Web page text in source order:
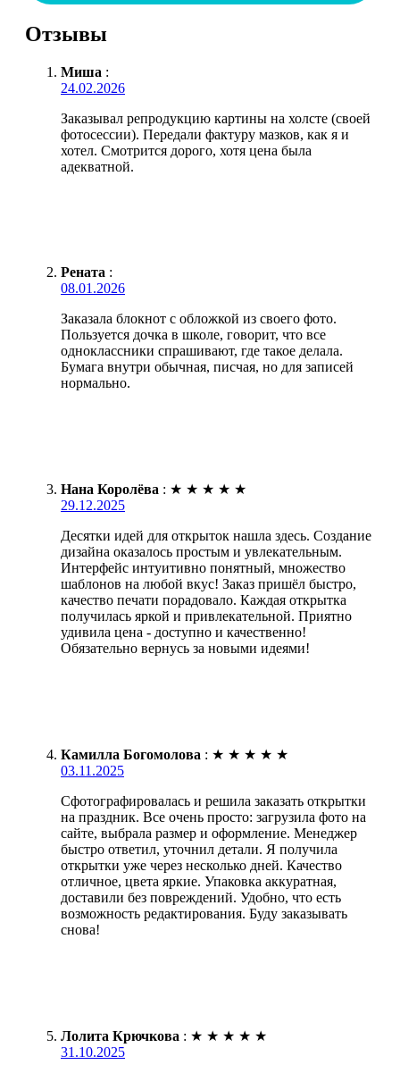
Отзывы
Миша :
24.02.2026
Заказывал репродукцию картины на холсте (своей
фотосессии). Передали фактуру мазков, как я и
хотел. Смотрится дорого, хотя цена была
адекватной.
Рената :
08.01.2026
Заказала блокнот с обложкой из своего фото.
Пользуется дочка в школе, говорит, что все
одноклассники спрашивают, где такое делала.
Бумага внутри обычная, писчая, но для записей
нормально.
Нана Королёва : ★ ★ ★ ★ ★
29.12.2025
Десятки идей для открыток нашла здесь. Создание
дизайна оказалось простым и увлекательным.
Интерфейс интуитивно понятный, множество
шаблонов на любой вкус! Заказ пришёл быстро,
качество печати порадовало. Каждая открытка
получилась яркой и привлекательной. Приятно
удивила цена - доступно и качественно!
Обязательно вернусь за новыми идеями!
Камилла Богомолова : ★ ★ ★ ★ ★
03.11.2025
Сфотографировалась и решила заказать открытки
на праздник. Все очень просто: загрузила фото на
сайте, выбрала размер и оформление. Менеджер
быстро ответил, уточнил детали. Я получила
открытки уже через несколько дней. Качество
отличное, цвета яркие. Упаковка аккуратная,
доставили без повреждений. Удобно, что есть
возможность редактирования. Буду заказывать
снова!
Лолита Крючкова : ★ ★ ★ ★ ★
31.10.2025